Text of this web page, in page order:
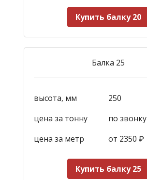
Купить балку 20
Балка 25
высота, мм
250
цена за тонну
по звонку
цена за метр
от 2350 ₽
Купить балку 25